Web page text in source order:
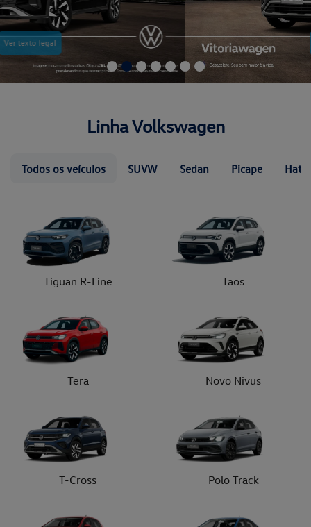
Ver texto legal
Linha Volkswagen
Todos os veículos SUVW Sedan Picape
Tiguan R-Line Taos
Tera Novo Nivus
T-Cross Polo Track